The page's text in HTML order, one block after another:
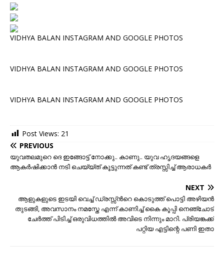
VIDHYA BALAN INSTAGRAM AND GOOGLE PHOTOS
VIDHYA BALAN INSTAGRAM AND GOOGLE PHOTOS
VIDHYA BALAN INSTAGRAM AND GOOGLE PHOTOS
Post Views: 21
PREVIOUS
യുവതലമുറെ ദെ ഇങ്ങോട്ട് നോക്കു.. കാണു.. യുവ ഹൃദയങ്ങളെ
ആകര്‍ഷിക്കാന്‍ നടി ചെയ്യ്ത് കൂട്ടുന്നത് കണ്ട് ത്രസ്സിച്ച് ആരാധകര്‍
NEXT
ആളുകളുടെ ഇടയി വെച്ച് ഡ്രസ്സ്‌ന്‍റെ കൊടുത്ത് പൊട്ടി അഴിയന്‍
തുടങ്ങി, അവസാനം നമസ്തേ എന്ന് കാണിച്ച് കൈ കൂപ്പി നെഞ്ചോട്
ചേര്‍ത്ത് പിടിച്ച് ഒരുവിധത്തില്‍ അവിടെ നിന്നും മാറി. പ്രിയങ്കക്ക്
പറ്റിയ എട്ടിന്റെ പണി ഇതാ